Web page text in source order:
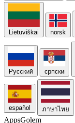
Lietuviškai norsk
Русский српски
español ภาษาไทย
AppsGolem